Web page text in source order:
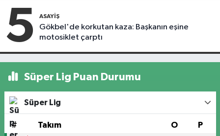
5 ASAYIŞ
Gökbel'de korkutan kaza: Başkanın eşine
motosiklet çarptı
Süper Lig Puan Durumu
Süper Lig
# Takım O P